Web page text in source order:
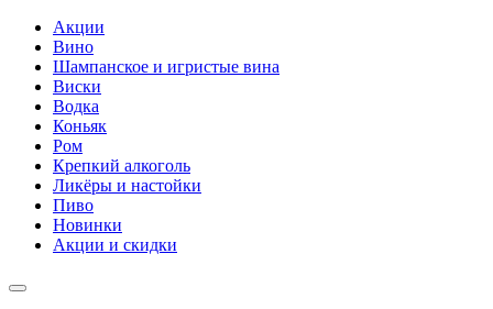
Акции
Вино
Шампанское и игристые вина
Виски
Водка
Коньяк
Ром
Крепкий алкоголь
Ликёры и настойки
Пиво
Новинки
Акции и скидки